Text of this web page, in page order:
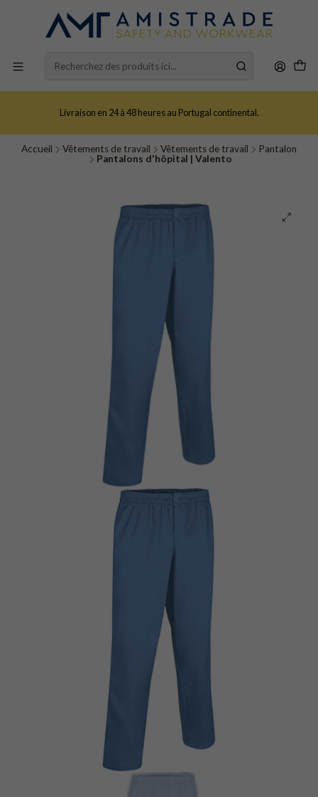
Livraison en 24 à 48 heures au Portugal continental.
Accueil Vêtements de travail Vêtements de travail
Pantalon
Pantalons d'hôpital | Valento